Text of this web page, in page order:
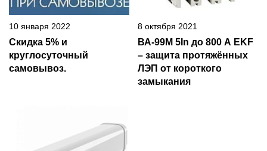
10 января 2022
Скидка 5% и
круглосуточный
самовывоз.
8 октября 2021
ВА-99М 5In до 800 А EKF
– защита протяжённых
ЛЭП от короткого
замыкания